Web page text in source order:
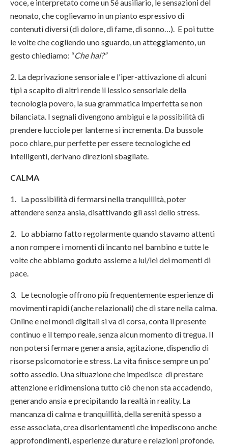
voce, e interpretato come un Sé ausiliario, le sensazioni del
neonato, che coglievamo in un pianto espressivo di
contenuti diversi (di dolore, di fame, di sonno…). E poi tutte
le volte che cogliendo uno sguardo, un atteggiamento, un
gesto chiediamo: “Che hai?”
2. La deprivazione sensoriale e l'iper-attivazione di alcuni
tipi a scapito di altri rende il lessico sensoriale della
tecnologia povero, la sua grammatica imperfetta se non
bilanciata. I segnali divengono ambigui e la possibilità di
prendere lucciole per lanterne si incrementa. Da bussole
poco chiare, pur perfette per essere tecnologiche ed
intelligenti, derivano direzioni sbagliate.
CALMA
1. La possibilità di fermarsi nella tranquillità, poter
attendere senza ansia, disattivando gli assi dello stress.
2. Lo abbiamo fatto regolarmente quando stavamo attenti
a non rompere i momenti di incanto nel bambino e tutte le
volte che abbiamo goduto assieme a lui/lei dei momenti di
pace.
3. Le tecnologie offrono più frequentemente esperienze di
movimenti rapidi (anche relazionali) che di stare nella calma.
Online e nei mondi digitali si va di corsa, conta il presente
continuo e il tempo reale, senza alcun momento di tregua. Il
non potersi fermare genera ansia, agitazione, dispendio di
risorse psicomotorie e stress. La vita finisce sempre un po’
sotto assedio. Una situazione che impedisce di prestare
attenzione e ridimensiona tutto ciò che non sta accadendo,
generando ansia e precipitando la realtà in reality. La
mancanza di calma e tranquillità, della serenità spesso a
esse associata, crea disorientamenti che impediscono anche
approfondimenti, esperienze durature e relazioni profonde.